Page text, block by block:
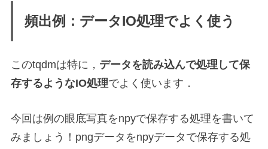
頻出例：データIO処理でよく使う
このtqdmは特に， データを読み込んで処理して保
存するようなIO処理でよく使います．
今回は例の眼底写真をnpyで保存する処理を書いて
みましょう！pngデータをnpyデータで保存する処